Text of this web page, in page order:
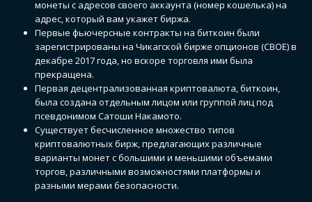
монеты с адресов своего аккаунта (номер кошелька) на
адрес, который вам укажет биржа.
Первые фьючерсные контракты на биткоин были
зарегистрированы на Чикагской бирже опционов (CBOE) в
декабре 2017 года, но вскоре торговля ими была
прекращена.
Первая децентрализованная криптовалюта, биткоин,
была создана отдельным лицом или группой лиц под
псевдонимом Сатоши Накамото.
Существует бесчисленное множество типов
криптовалютных бирж, предлагающих различные
варианты монет с большими и меньшими объемами
торгов, различными возможностями платформы и
разными мерами безопасности.